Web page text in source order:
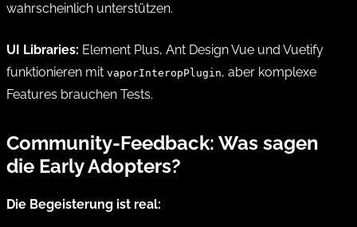
wahrscheinlich unterstützen.
UI Libraries: Element Plus, Ant Design Vue und Vuetify
funktionieren mit vaporInteropPlugin, aber komplexe
Features brauchen Tests.
Community-Feedback: Was sagen
die Early Adopters?
Die Begeisterung ist real: